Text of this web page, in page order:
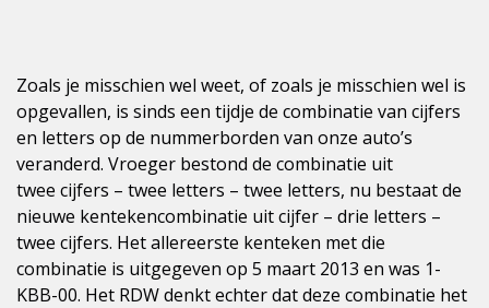
Zoals je misschien wel weet, of zoals je misschien wel is
opgevallen, is sinds een tijdje de combinatie van cijfers
en letters op de nummerborden van onze auto’s
veranderd. Vroeger bestond de combinatie uit
twee cijfers – twee letters – twee letters, nu bestaat de
nieuwe kentekencombinatie uit cijfer – drie letters –
twee cijfers. Het allereerste kenteken met die
combinatie is uitgegeven op 5 maart 2013 en was 1-
KBB-00. Het RDW denkt echter dat deze combinatie het